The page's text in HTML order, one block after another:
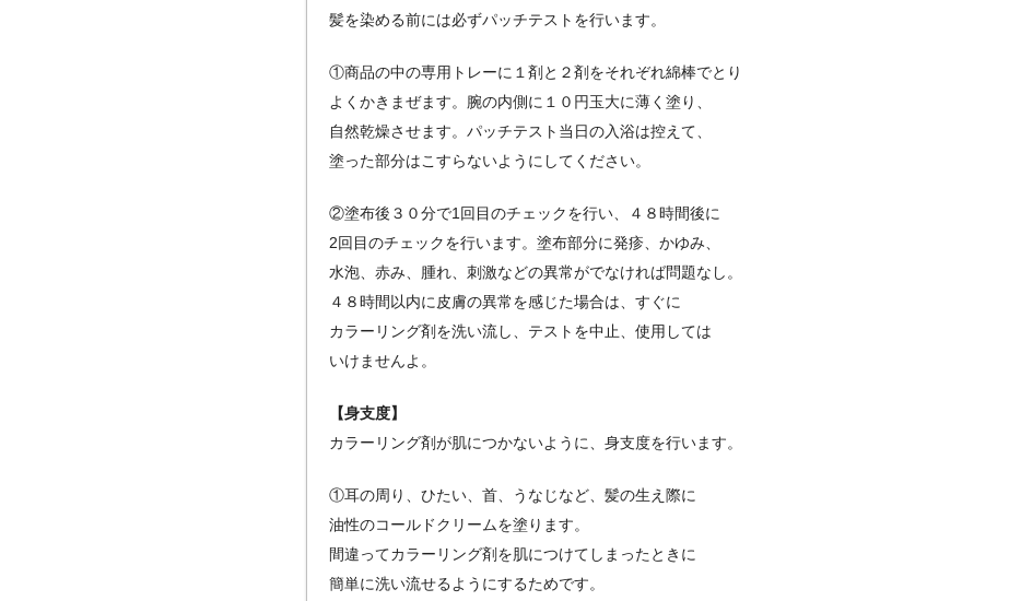
髪を染める前には必ずパッチテストを行います。
①商品の中の専用トレーに１剤と２剤をそれぞれ綿棒でとり
よくかきまぜます。腕の内側に１０円玉大に薄く塗り、
自然乾燥させます。パッチテスト当日の入浴は控えて、
塗った部分はこすらないようにしてください。
②塗布後３０分で1回目のチェックを行い、４８時間後に
2回目のチェックを行います。塗布部分に発疹、かゆみ、
水泡、赤み、腫れ、刺激などの異常がでなければ問題なし。
４８時間以内に皮膚の異常を感じた場合は、すぐに
カラーリング剤を洗い流し、テストを中止、使用しては
いけませんよ。
【身支度】
カラーリング剤が肌につかないように、身支度を行います。
①耳の周り、ひたい、首、うなじなど、髪の生え際に
油性のコールドクリームを塗ります。
間違ってカラーリング剤を肌につけてしまったときに
簡単に洗い流せるようにするためです。